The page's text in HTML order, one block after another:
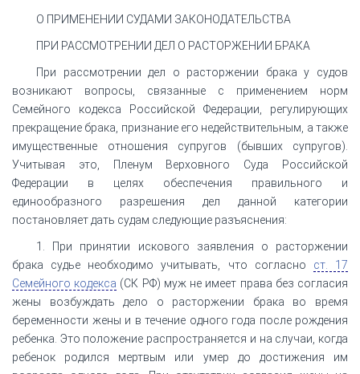
О ПРИМЕНЕНИИ СУДАМИ ЗАКОНОДАТЕЛЬСТВА
ПРИ РАССМОТРЕНИИ ДЕЛ О РАСТОРЖЕНИИ БРАКА
При рассмотрении дел о расторжении брака у судов
возникают вопросы, связанные с применением норм
Семейного кодекса Российской Федерации, регулирующих
прекращение брака, признание его недействительным, а также
имущественные отношения супругов (бывших супругов).
Учитывая это, Пленум Верховного Суда Российской
Федерации в целях обеспечения правильного и
единообразного разрешения дел данной категории
постановляет дать судам следующие разъяснения:
1. При принятии искового заявления о расторжении
брака судье необходимо учитывать, что согласно ст. 17
Семейного кодекса (СК РФ) муж не имеет права без согласия
жены возбуждать дело о расторжении брака во время
беременности жены и в течение одного года после рождения
ребенка. Это положение распространяется и на случаи, когда
ребенок родился мертвым или умер до достижения им